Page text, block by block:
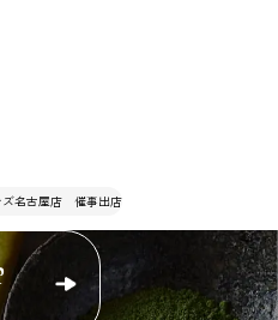
ズ名古屋店 催事出店